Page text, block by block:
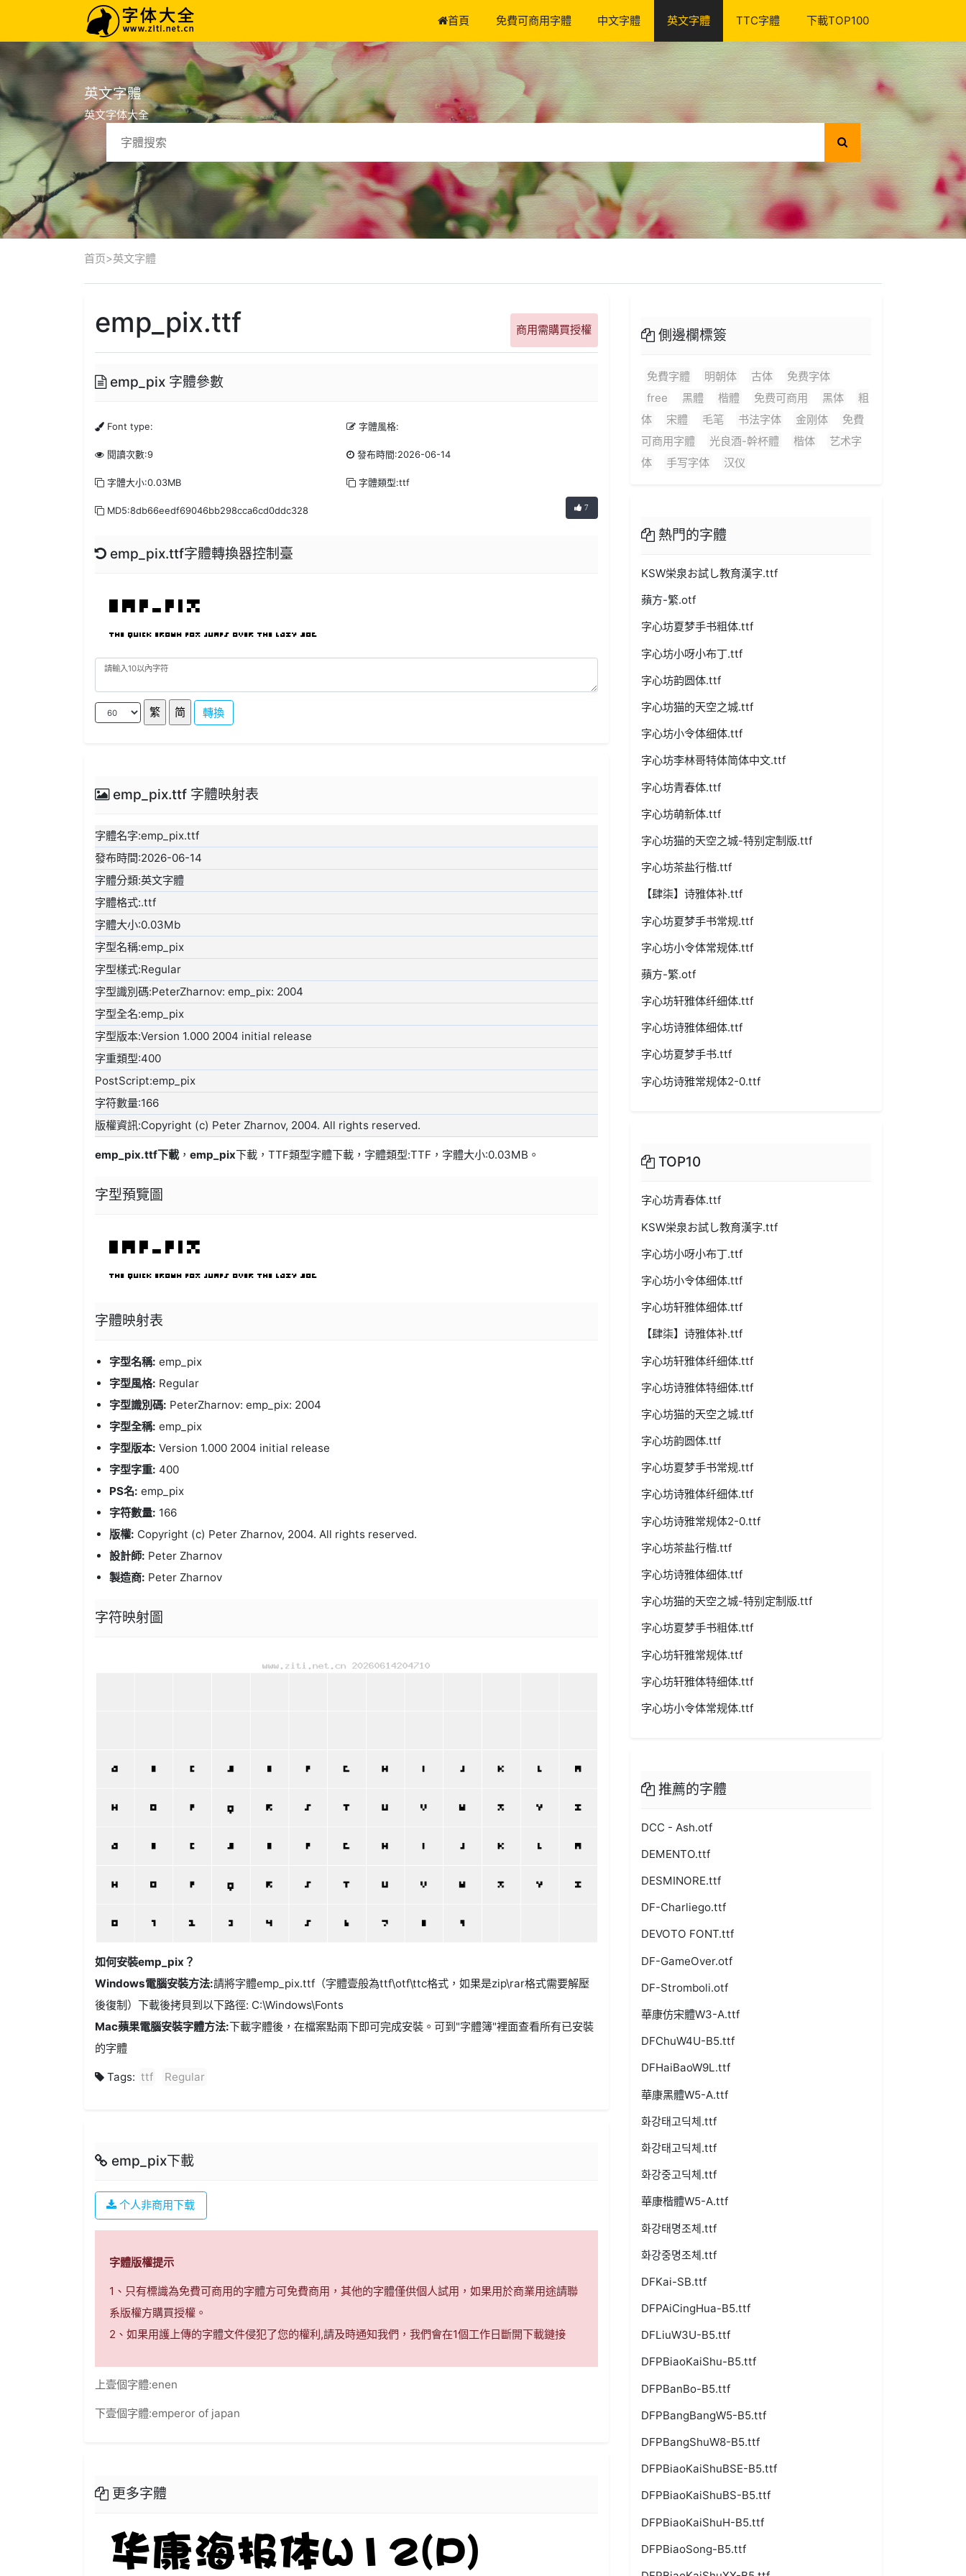
首頁 免費可商用字體 中文字體 英文字體 TTC字體 下載TOP100
英文字體
英文字体大全
首页>英文字體
emp_pix.ttf 商用需購買授權
emp_pix 字體參數
Font type: 字體風格:
閱讀次數:9 發布時間:2026-06-14
字體大小:0.03MB 字體類型:ttf
MD5:8db66eedf69046bb298cca6cd0ddc328 7
emp_pix.ttf字體轉換器控制臺
轉換
emp_pix.ttf 字體映射表
字體名字:emp_pix.ttf
發布時間:2026-06-14
字體分類:英文字體
字體格式:.ttf
字體大小:0.03Mb
字型名稱:emp_pix
字型樣式:Regular
字型識別碼:PeterZharnov: emp_pix: 2004
字型全名:emp_pix
字型版本:Version 1.000 2004 initial release
字重類型:400
PostScript:emp_pix
字符數量:166
版權資訊:Copyright (c) Peter Zharnov, 2004. All rights reserved.
emp_pix.ttf下載，emp_pix下載，TTF類型字體下載，字體類型:TTF ，字體大小:0.03MB。
字型預覽圖
字體映射表
字型名稱: emp_pix
字型風格: Regular
字型識別碼: PeterZharnov: emp_pix: 2004
字型全稱: emp_pix
字型版本: Version 1.000 2004 initial release
字型字重: 400
PS名: emp_pix
字符數量: 166
版權: Copyright (c) Peter Zharnov, 2004. All rights reserved.
設計師: Peter Zharnov
製造商: Peter Zharnov
字符映射圖
如何安裝emp_pix？
Windows電腦安裝方法:請將字體emp_pix.ttf（字體壹般為ttf\otf\ttc格式，如果是zip\rar格式需要解壓
後復制）下載後拷貝到以下路徑: C:\Windows\Fonts
Mac蘋果電腦安裝字體方法:下載字體後，在檔案點兩下即可完成安裝。可到"字體簿"裡面查看所有已安裝
的字體
Tags: ttf Regular
emp_pix下載
个人非商用下载
字體版權提示
1、只有標識為免費可商用的字體方可免費商用，其他的字體僅供個人試用，如果用於商業用途請聯
系版權方購買授權。
2、如果用護上傳的字體文件侵犯了您的權利,請及時通知我們，我們會在1個工作日斷開下載鏈接
上壹個字體:enen
下壹個字體:emperor of japan
更多字體
側邊欄標簽
免費字體 明朝体 古体
免费字体
free
黑體 楷體 免费可商用 黑体
粗
体
宋體 毛笔 书法字体 金刚体
免費
可商用字體
光良酒-幹杯體 楷体
艺术字
体
手写字体 汉仪
熱門的字體
KSW栄泉お試し教育漢字.ttf
蘋方-繁.otf
字心坊夏梦手书粗体.ttf
字心坊小呀小布丁.ttf
字心坊韵圆体.ttf
字心坊猫的天空之城.ttf
字心坊小令体细体.ttf
字心坊李林哥特体简体中文.ttf
字心坊青春体.ttf
字心坊萌新体.ttf
字心坊猫的天空之城-特别定制版.ttf
字心坊茶盐行楷.ttf
【肆柒】诗雅体补.ttf
字心坊夏梦手书常规.ttf
字心坊小令体常规体.ttf
蘋方-繁.otf
字心坊轩雅体纤细体.ttf
字心坊诗雅体细体.ttf
字心坊夏梦手书.ttf
字心坊诗雅常规体2-0.ttf
TOP10
字心坊青春体.ttf
KSW栄泉お試し教育漢字.ttf
字心坊小呀小布丁.ttf
字心坊小令体细体.ttf
字心坊轩雅体细体.ttf
【肆柒】诗雅体补.ttf
字心坊轩雅体纤细体.ttf
字心坊诗雅体特细体.ttf
字心坊猫的天空之城.ttf
字心坊韵圆体.ttf
字心坊夏梦手书常规.ttf
字心坊诗雅体纤细体.ttf
字心坊诗雅常规体2-0.ttf
字心坊茶盐行楷.ttf
字心坊诗雅体细体.ttf
字心坊猫的天空之城-特别定制版.ttf
字心坊夏梦手书粗体.ttf
字心坊轩雅常规体.ttf
字心坊轩雅体特细体.ttf
字心坊小令体常规体.ttf
推薦的字體
DCC - Ash.otf
DEMENTO.ttf
DESMINORE.ttf
DF-Charliego.ttf
DEVOTO FONT.ttf
DF-GameOver.otf
DF-Stromboli.otf
華康仿宋體W3-A.ttf
DFChuW4U-B5.ttf
DFHaiBaoW9L.ttf
華康黑體W5-A.ttf
화강태고딕체.ttf
화강태고딕체.ttf
화강중고딕체.ttf
華康楷體W5-A.ttf
화강태명조체.ttf
화강중명조체.ttf
DFKai-SB.ttf
DFPAiCingHua-B5.ttf
DFLiuW3U-B5.ttf
DFPBiaoKaiShu-B5.ttf
DFPBanBo-B5.ttf
DFPBangBangW5-B5.ttf
DFPBangShuW8-B5.ttf
DFPBiaoKaiShuBSE-B5.ttf
DFPBiaoKaiShuBS-B5.ttf
DFPBiaoKaiShuH-B5.ttf
DFPBiaoSong-B5.ttf